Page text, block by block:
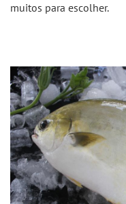
muitos para escolher.